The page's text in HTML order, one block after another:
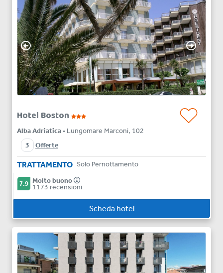
Hotel Boston
Alba Adriatica • Lungomare Marconi, 102
3
Offerte
TRATTAMENTO Solo Pernottamento
7.9 Molto buono
1173 recensioni
Scheda hotel